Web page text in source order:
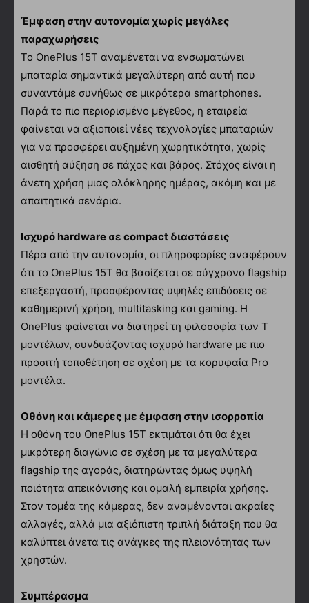
Έμφαση στην αυτονομία χωρίς μεγάλες
παραχωρήσεις
Το OnePlus 15T αναμένεται να ενσωματώνει
μπαταρία σημαντικά μεγαλύτερη από αυτή που
συναντάμε συνήθως σε μικρότερα smartphones.
Παρά το πιο περιορισμένο μέγεθος, η εταιρεία
φαίνεται να αξιοποιεί νέες τεχνολογίες μπαταριών
για να προσφέρει αυξημένη χωρητικότητα, χωρίς
αισθητή αύξηση σε πάχος και βάρος. Στόχος είναι η
άνετη χρήση μιας ολόκληρης ημέρας, ακόμη και με
απαιτητικά σενάρια.
Ισχυρό hardware σε compact διαστάσεις
Πέρα από την αυτονομία, οι πληροφορίες αναφέρουν
ότι το OnePlus 15T θα βασίζεται σε σύγχρονο flagship
επεξεργαστή, προσφέροντας υψηλές επιδόσεις σε
καθημερινή χρήση, multitasking και gaming. Η
OnePlus φαίνεται να διατηρεί τη φιλοσοφία των T
μοντέλων, συνδυάζοντας ισχυρό hardware με πιο
προσιτή τοποθέτηση σε σχέση με τα κορυφαία Pro
μοντέλα.
Οθόνη και κάμερες με έμφαση στην ισορροπία
Η οθόνη του OnePlus 15T εκτιμάται ότι θα έχει
μικρότερη διαγώνιο σε σχέση με τα μεγαλύτερα
flagship της αγοράς, διατηρώντας όμως υψηλή
ποιότητα απεικόνισης και ομαλή εμπειρία χρήσης.
Στον τομέα της κάμερας, δεν αναμένονται ακραίες
αλλαγές, αλλά μια αξιόπιστη τριπλή διάταξη που θα
καλύπτει άνετα τις ανάγκες της πλειονότητας των
χρηστών.
Συμπέρασμα